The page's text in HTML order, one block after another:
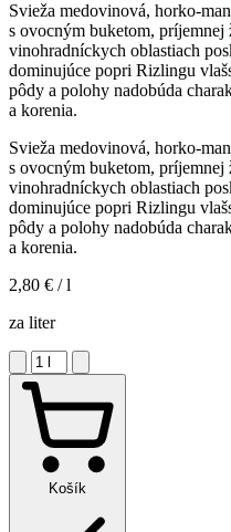
Svieža medovinová, horko-
s ovocným buketom,
vinohradníckych oblastiach
dominujúce popri Rizlingu
pôdy a polohy nadobúda
a korenia.
Svieža medovinová, horko-
s ovocným buketom,
vinohradníckych oblastiach
dominujúce popri Rizlingu
pôdy a polohy nadobúda
a korenia.
2,80 € / l
za liter
Košík